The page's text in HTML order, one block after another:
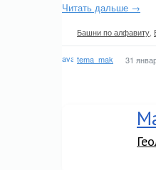
Читать дальше →
Башни по алфавиту
tema_mak 31